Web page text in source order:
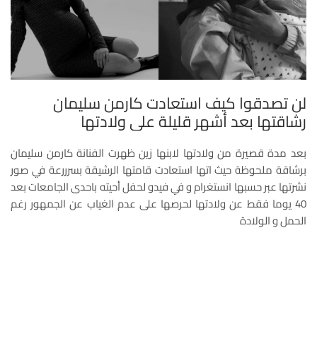
لن تصدقوا كيف استعادت كارمن سليمان
رشاقتها بعد أشهر قليلة على ولادتها
بعد مدة قصيرة من ولادتها لابنها زين ظهرت الفنانة كارمن سليمان
برشاقة ملحوظة حيث اتها استعادت قامتها الرشيقة بسرررعة في صور
نشرتها عبر حسبها انستغرام و في فيدو لحفل أحيته باحدى الجامعات بعد
40 يوما فقط عن ولادتها لحرصها على عدم الغياب عن الجمهور رغم
الحمل و الولادة